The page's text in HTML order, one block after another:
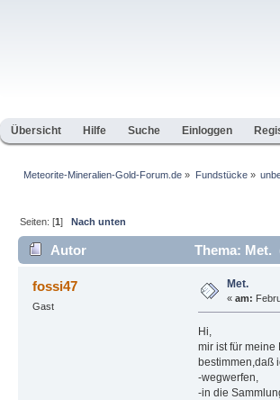
Übersicht Hilfe Suche Einloggen
Meteorite-Mineralien-Gold-Forum.de » Fundstücke»
Seiten: [1]Nach unten
Autor Thema: Met.
fossi47
Gast
Met.
« am:
Hi,
mir ist für meine
bestimmen,daß
-wegwerfen,
-in die